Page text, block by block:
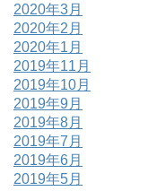
2020年3月
2020年2月
2020年1月
2019年11月
2019年10月
2019年9月
2019年8月
2019年7月
2019年6月
2019年5月